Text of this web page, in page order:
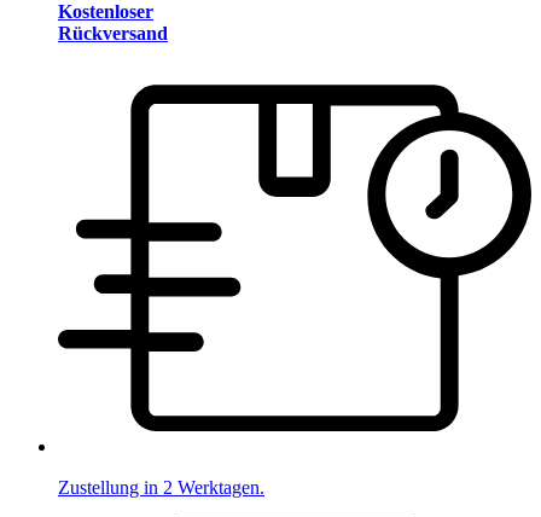
Kostenloser
Rückversand
Zustellung in 2 Werktagen.